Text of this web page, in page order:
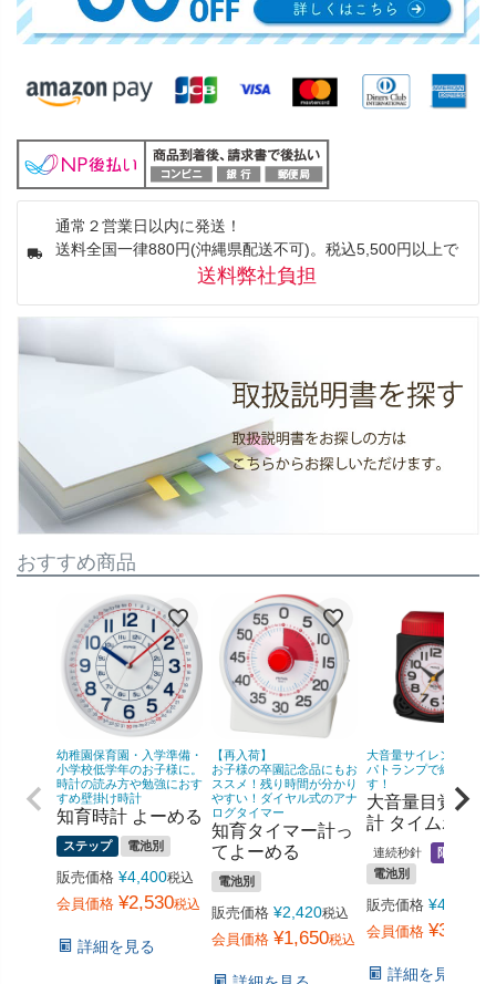
通常２営業日以内に発送！
送料全国一律880円(沖縄県配送不可)。税込5,500円以上で
送料弊社負担
おすすめ商品
幼稚園保育園・入学準備・
小学校低学年のお子様に。
時計の読み方や勉強におす
すめ壁掛け時計
知育時計 よーめる
ステップ 電池別
販売価格 ¥4,400税込
会員価格 ¥2,530税込
詳細を見る
【再入荷】
お子様の卒園記念品にもお
ススメ！残り時間が分かり
やすい！ダイヤル式のアナ
ログタイマー
知育タイマー計っ
てよーめる
電池別
販売価格 ¥2,420税込
会員価格 ¥1,650税込
大音量サイレンと上部
パトランプで絶対に起
す！
大音量目覚まし
計 タイムポリス
連続秒針
限定品
電池別
販売価格 ¥4,730
会員価格 ¥3,278
詳細を見る